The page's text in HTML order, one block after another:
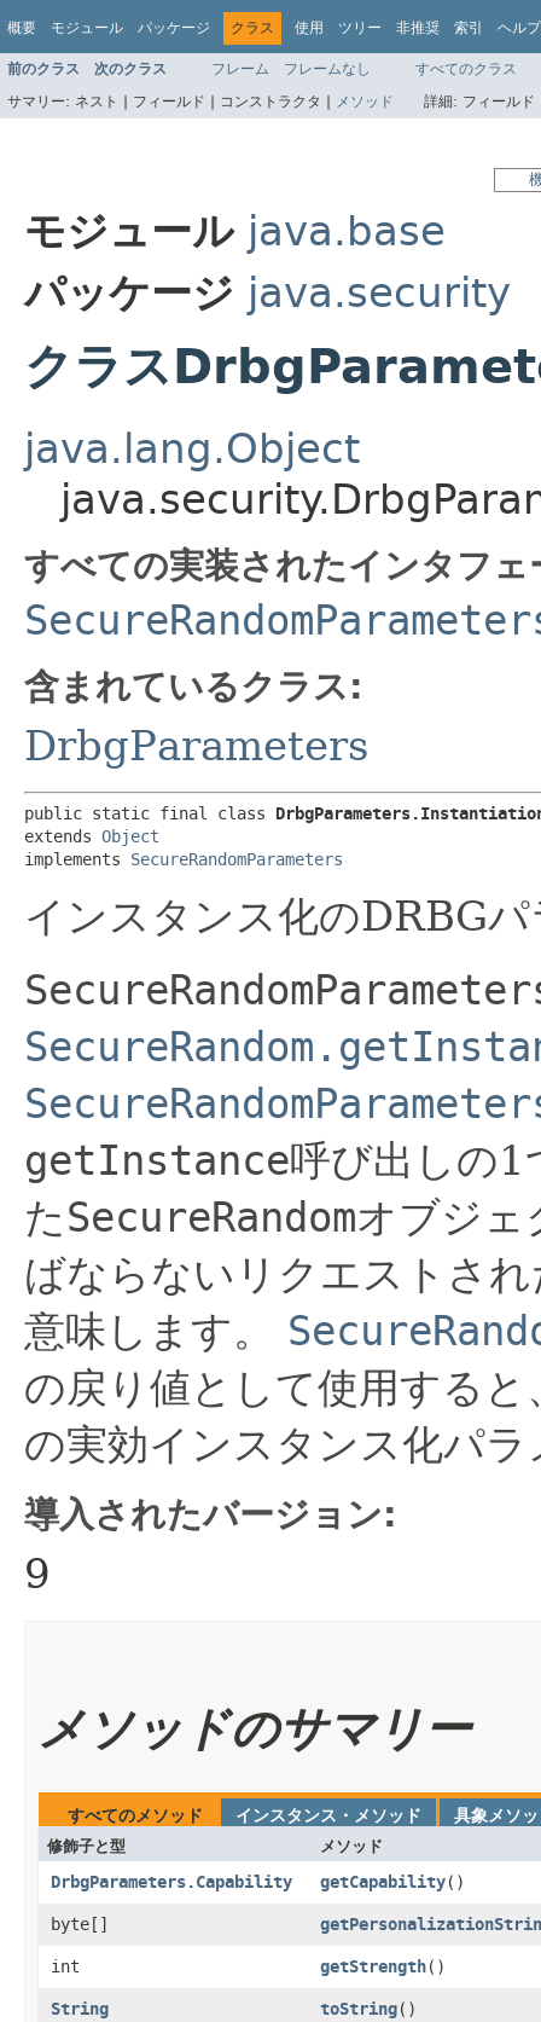
概要 モジュール パッケージ クラス 使用 ツリー 非推奨 索引 ヘルプ
前のクラス 次のクラス フレーム フレームなし
すべてのクラス
サマリー: ネスト | フィールド | コンストラクタ | メソッド 詳細: フィール
モジュール java.base
パッケージ java.security
クラス
java.lang.Object
すべての実装されたインタフ
含まれているクラス:
DrbgParameters
public static final class
extends Object
implements SecureRandomParameters
インスタンス化のDRBG
getInstance呼び出しの1
たSecureRandomオブジェ
ばならないリクエストさ
意味します。
の戻り値として使用すると
の実効インスタンス化パ
導入されたバージョン:
9
メソッドのサマリー
すべてのメソッド インスタンス・メソッド 具象メソ
修飾子と型 メソッド
DrbgParameters.Capability getCapability()
byte[]
int getStrength()
String toString()